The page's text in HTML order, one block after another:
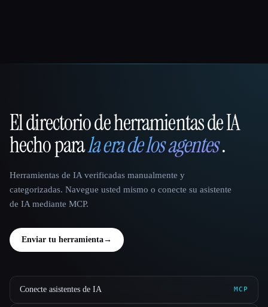
That AI Collection
El directorio de herramientas de IA
hecho parala era de los agentes.
Herramientas de IA verificadas manualmente y
categorizadas. Navegue usted mismo o conecte su asistente
de IA mediante MCP.
Enviar tu herramienta→
Conecte asistentes de IA MCP